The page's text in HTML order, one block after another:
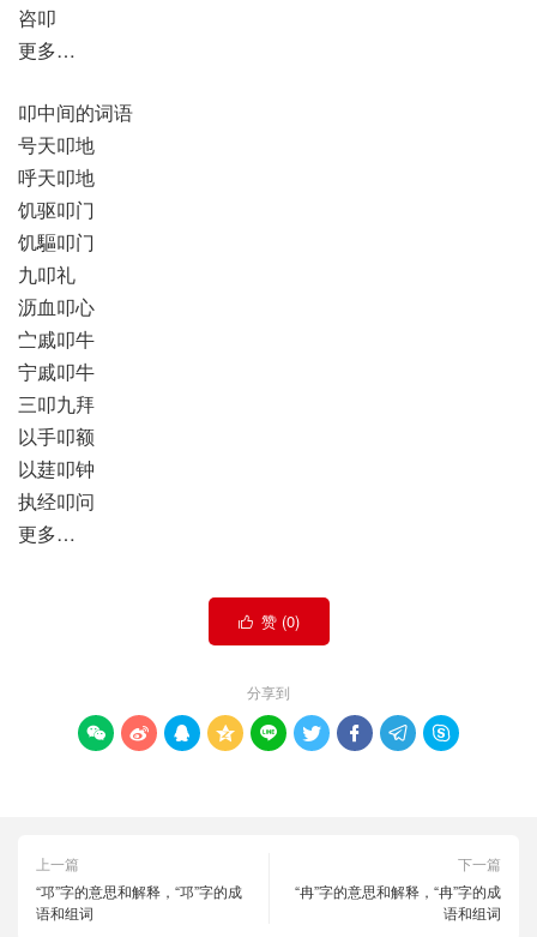
咨叩
更多…
叩中间的词语
号天叩地
呼天叩地
饥驱叩门
饥驅叩门
九叩礼
沥血叩心
㝉戚叩牛
宁戚叩牛
三叩九拜
以手叩额
以莛叩钟
执经叩问
更多…
 赞 (0)
分享到
        
上一篇
“邛”字的意思和解释，“邛”字的成
语和组词
下一篇
“冉”字的意思和解释，“冉”字的成
语和组词